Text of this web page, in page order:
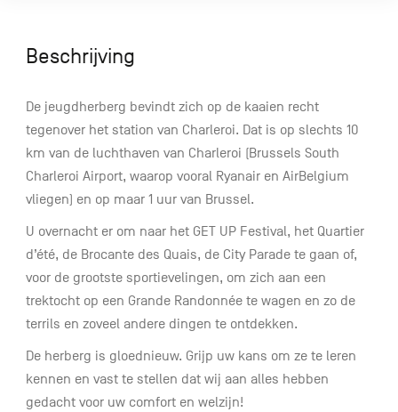
Beschrijving
De jeugdherberg bevindt zich op de kaaien recht
tegenover het station van Charleroi. Dat is op slechts 10
km van de luchthaven van Charleroi (Brussels South
Charleroi Airport, waarop vooral Ryanair en AirBelgium
vliegen) en op maar 1 uur van Brussel.
U overnacht er om naar het GET UP Festival, het Quartier
d’été, de Brocante des Quais, de City Parade te gaan of,
voor de grootste sportievelingen, om zich aan een
trektocht op een Grande Randonnée te wagen en zo de
terrils en zoveel andere dingen te ontdekken.
De herberg is gloednieuw. Grijp uw kans om ze te leren
kennen en vast te stellen dat wij aan alles hebben
gedacht voor uw comfort en welzijn!